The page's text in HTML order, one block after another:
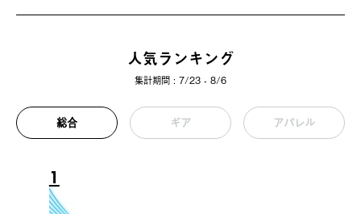
人気ランキング
集計期間 : 7/23 - 8/6
総合 ギア アパレル
1